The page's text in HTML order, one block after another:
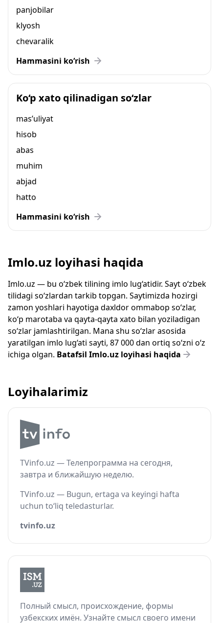
panjobilar
klyosh
chevaralik
Hammasini ko‘rish
Ko‘p xato qilinadigan so‘zlar
mas’uliyat
hisob
abas
muhim
abjad
hatto
Hammasini ko‘rish
Imlo.uz loyihasi haqida
Imlo.uz — bu o‘zbek tilining imlo lug‘atidir. Sayt o‘zbek
tilidagi so‘zlardan tarkib topgan. Saytimizda hozirgi
zamon yoshlari hayotiga daxldor ommabop so‘zlar,
ko‘p marotaba va qayta-qayta xato bilan yoziladigan
so‘zlar jamlashtirilgan. Mana shu so‘zlar asosida
yaratilgan imlo lug‘ati sayti, 87 000 dan ortiq so‘zni o‘z
ichiga olgan. Batafsil Imlo.uz loyihasi haqida
Loyihalarimiz
TVinfo.uz — Телепрограмма на сегодня,
завтра и ближайшую неделю.
TVinfo.uz — Bugun, ertaga va keyingi hafta
uchun to‘liq teledasturlar.
tvinfo.uz
Полный смысл, происхождение, формы
узбекских имён. Узнайте смысл своего имени